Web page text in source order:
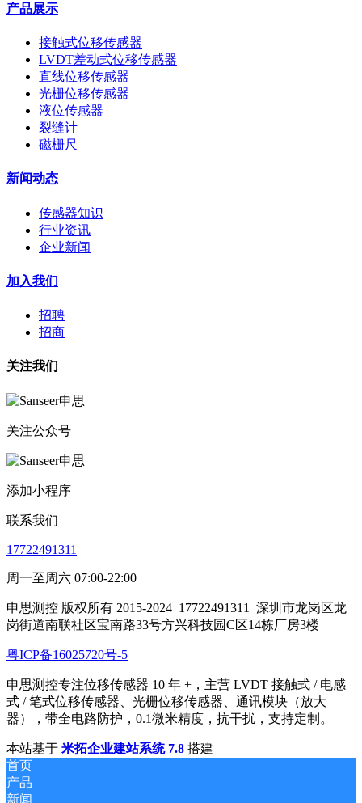
产品展示
接触式位移传感器
LVDT差动式位移传感器
直线位移传感器
光栅位移传感器
液位传感器
裂缝计
磁栅尺
新闻动态
传感器知识
行业资讯
企业新闻
加入我们
招聘
招商
关注我们
关注公众号
添加小程序
联系我们
17722491311
周一至周六 07:00-22:00
申思测控 版权所有 2015-2024 17722491311
深圳市龙岗区龙
岗街道南联社区宝南路33号方兴科技园C区14栋厂房3楼
粤ICP备16025720号-5
申思测控专注位移传感器 10 年 +，主营 LVDT 接触式 / 电感
式 / 笔式位移传感器、光栅位移传感器、通讯模块（放大
器），带全电路防护，0.1微米精度，抗干扰，支持定制。
本站基于 米拓企业建站系统 7.8 搭建
首页
产品
新闻